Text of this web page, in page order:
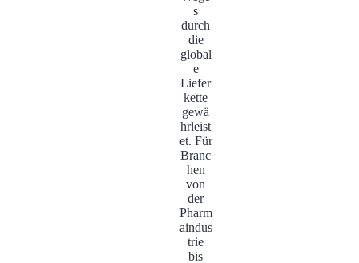
s
durch
die
global
e
Liefer
kette
gewä
hrleist
et. Für
Branc
hen
von
der
Pharm
aindus
trie
bis